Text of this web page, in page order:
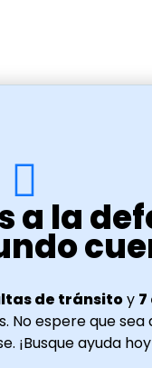
a la
de tránsitoy
No espere que
¡Busque ayuda